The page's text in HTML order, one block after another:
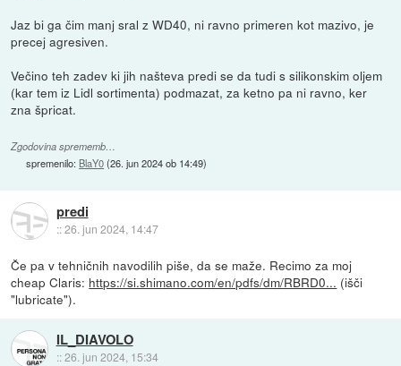
Jaz bi ga čim manj sral z WD40, ni ravno primeren kot mazivo, je
precej agresiven.
Večino teh zadev ki jih našteva predi se da tudi s silikonskim oljem
(kar tem iz Lidl sortimenta) podmazat, za ketno pa ni ravno, ker
zna špricat.
Zgodovina sprememb…
spremenilo: BlaY0(26. jun 2024 ob 14:49)
predi
::26. jun 2024, 14:47
Če pa v tehničnih navodilih piše, da se maže. Recimo za moj
cheap Claris: https://si.shimano.com/en/pdfs/dm/RBRD0... (išči
"lubricate").
IL_DIAVOLO
::26. jun 2024, 15:34